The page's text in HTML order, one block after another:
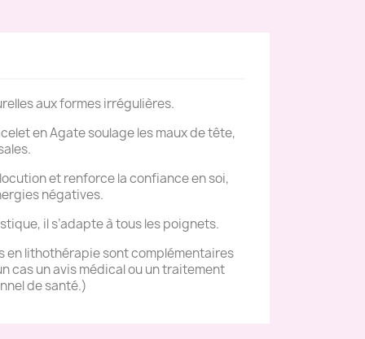
aux formes irrégulières.
en Agate soulage les maux de tête,
et renforce la confiance en soi,
négatives.
il s’adapte à tous les poignets.
en lithothérapie sont complémentaires
cas un avis médical ou un traitement
de santé.)